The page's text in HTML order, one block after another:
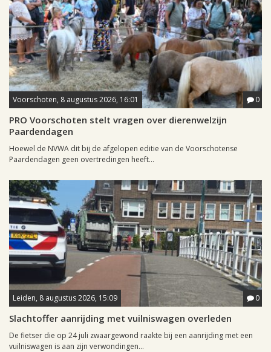
Voorschoten, 8 augustus 2026, 16:01 0
PRO Voorschoten stelt vragen over dierenwelzijn
Paardendagen
Hoewel de NVWA dit bij de afgelopen editie van de Voorschotense
Paardendagen geen overtredingen heeft...
Leiden, 8 augustus 2026, 15:09 0
Slachtoffer aanrijding met vuilniswagen overleden
De fietser die op 24 juli zwaargewond raakte bij een aanrijding met een
vuilniswagen is aan zijn verwondingen...